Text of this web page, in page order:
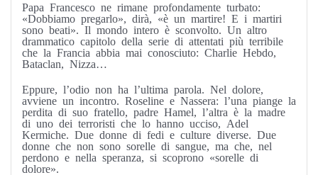
Papa Francesco ne rimane profondamente turbato:
«Dobbiamo pregarlo», dirà, «è un martire! E i martiri
sono beati». Il mondo intero è sconvolto. Un altro
drammatico capitolo della serie di attentati più terribile
che la Francia abbia mai conosciuto: Charlie Hebdo,
Bataclan, Nizza…
Eppure, l’odio non ha l’ultima parola. Nel dolore,
avviene un incontro. Roseline e Nassera: l’una piange la
perdita di suo fratello, padre Hamel, l’altra è la madre
di uno dei terroristi che lo hanno ucciso, Adel
Kermiche. Due donne di fedi e culture diverse. Due
donne che non sono sorelle di sangue, ma che, nel
perdono e nella speranza, si scoprono «sorelle di
dolore».